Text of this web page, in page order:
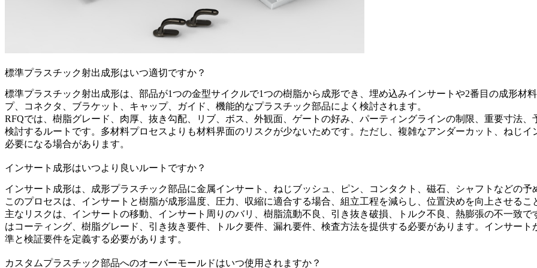
標準プラスチック射出成形はいつ適切ですか？
標準プラスチック射出成形は、部品が1つの金型サイクルで1つの樹脂から成形でき、埋め込みインサートや2番目の成形材
プ、コネクタ、ブラケット、キャップ、ガイド、機能的なプラスチック部品によく検討されます。
RFQでは、樹脂グレード、肉厚、抜き勾配、リブ、ボス、外観面、ゲートの好み、パーティングラインの制限、重要寸法
検討するルートです。多材料プロセスよりも材料界面のリスクが少ないためです。ただし、複雑なアンダーカット、ねじ
必要になる場合があります。
インサート成形はいつより良いルートですか？
インサート成形は、成形プラスチック部品に金属インサート、ねじブッシュ、ピン、コンタクト、磁石、シャフトなどの
このプロセスは、インサートと樹脂が成形温度、圧力、収縮に適合する場合、組立工程を減らし、位置決めを向上させるこ
主なリスクは、インサートの移動、インサート周りのバリ、樹脂流動不良、引き抜き破損、トルク不良、熱膨張の不一致
はコーティング、樹脂グレード、引き抜き要件、トルク要件、漏れ要件、検査方法を提供する必要があります。インサー
準と検証要件を定義する必要があります。
カスタムプラスチック部品へのオーバーモールドはいつ使用されますか？